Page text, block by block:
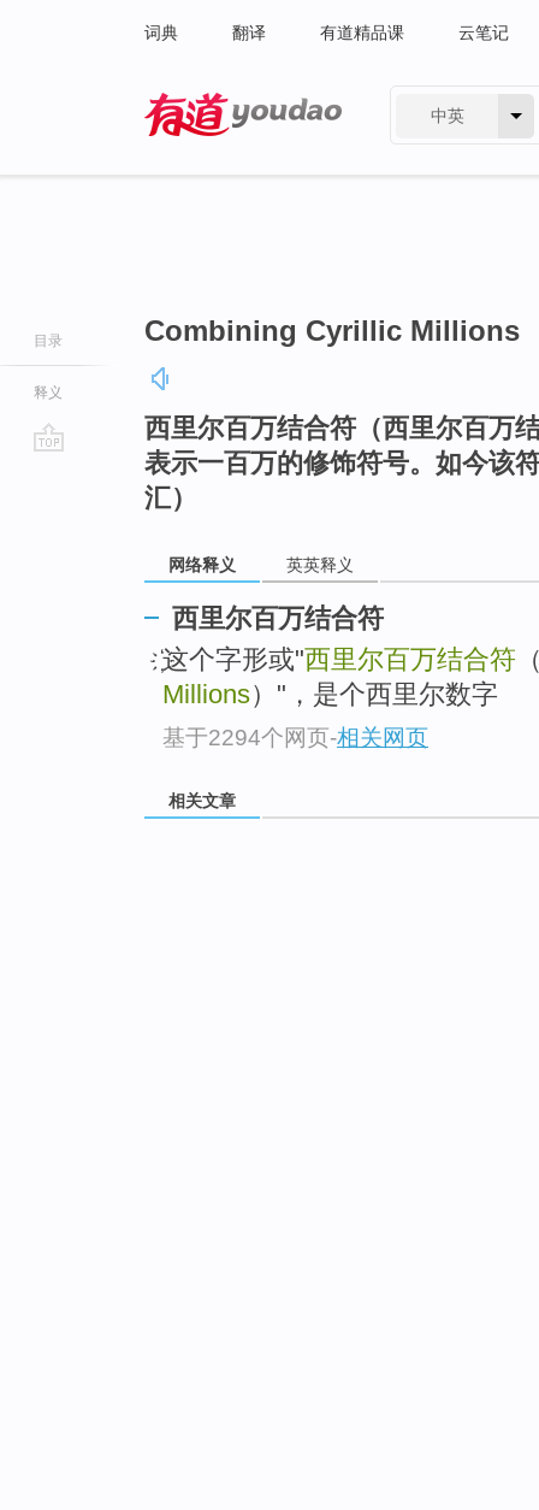
词典 翻译 有道精品课 云笔记
中英
目录
释义
Combining Cyrillic Millions
西里尔百万结合符（西里尔百万
表示一百万的修饰符号。如今该
汇）
网络释义 英英释义
西里尔百万结合符
҉这个字形或"西里尔百万结合符
Millions）"，是个西里尔数字
基于2294个网页-相关网页
相关文章